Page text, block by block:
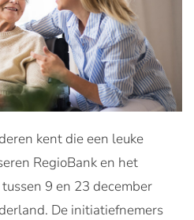
kent die een leuke
RegioBank en het
9 en 23 december
De initiatiefnemers